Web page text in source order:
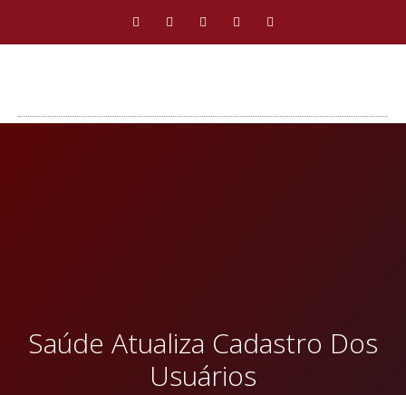
Saúde Atualiza Cadastro Dos
Usuários